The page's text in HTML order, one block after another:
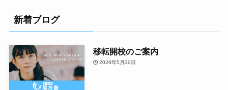
新着ブログ
移転開校のご案内
2026年5月30日